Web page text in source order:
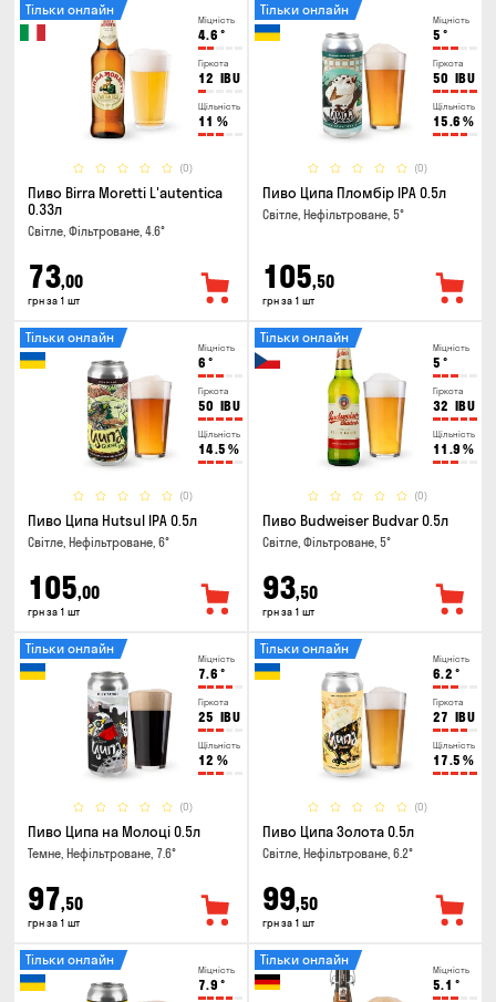
Міцність
4.6 °
Гіркота
12 IBU
Щільність
11 %
(0)
Тільки онлайн
Пиво Birra Moretti L'autentica
0.33л
Світле, Фільтроване, 4.6°
73,00
грн за 1 шт
Міцність
5 °
Гіркота
50 IBU
Щільність
15.6 %
(0)
Тільки онлайн
Пиво Ципа Пломбір IPA 0.5л
Світле, Нефільтроване, 5°
105,50
грн за 1 шт
Міцність
6 °
Гіркота
50 IBU
Щільність
14.5 %
(0)
Тільки онлайн
Пиво Ципа Hutsul IPA 0.5л
Світле, Нефільтроване, 6°
105,00
грн за 1 шт
Міцність
5 °
Гіркота
32 IBU
Щільність
11.9 %
(0)
Тільки онлайн
Пиво Budweiser Budvar 0.5л
Світле, Фільтроване, 5°
93,50
грн за 1 шт
Міцність
7.6 °
Гіркота
25 IBU
Щільність
12 %
(0)
Тільки онлайн
Пиво Ципа на Молоці 0.5л
Темне, Нефільтроване, 7.6°
97,50
грн за 1 шт
Міцність
6.2 °
Гіркота
27 IBU
Щільність
17.5 %
(0)
Тільки онлайн
Пиво Ципа Золота 0.5л
Світле, Нефільтроване, 6.2°
99,50
грн за 1 шт
Міцність
7.9 °
Тільки онлайн
Міцність
5.1 °
Тільки онлайн